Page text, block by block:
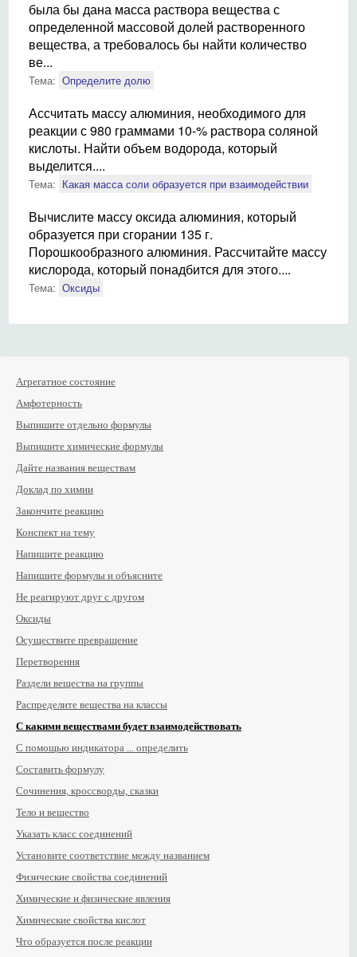
была бы дана масса раствора вещества с
определенной массовой долей растворенного
вещества, а требовалось бы найти количество
ве...
Тема: Определите долю
Ассчитать массу алюминия, необходимого для
реакции с 980 граммами 10-% раствора соляной
кислоты. Найти объем водорода, который
выделится....
Тема: Какая масса соли образуется при взаимодействии
Вычислите массу оксида алюминия, который
образуется при сгорании 135 г.
Порошкообразного алюминия. Рассчитайте массу
кислорода, который понадбится для этого....
Тема: Оксиды
Агрегатное состояние
Амфотерность
Выпишите отдельно формулы
Выпишите химические формулы
Дайте названия веществам
Доклад по химии
Закончите реакцию
Конспект на тему
Напишите реакцию
Напишите формулы и объясните
Не реагируют друг с другом
Оксиды
Осуществите превращение
Перетворення
Раздели вещества на группы
Распределите вещества на классы
С какими веществами будет взаимодействовать
С помощью индикатора ... определить
Составить формулу
Сочинения, кроссворды, сказки
Тело и вещество
Указать класс соединений
Установите соответствие между названием
Физические свойства соединений
Химические и физические явления
Химические свойства кислот
Что образуется после реакции